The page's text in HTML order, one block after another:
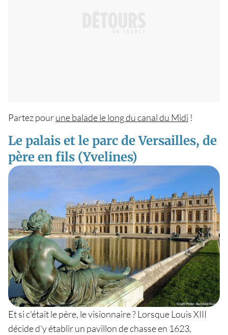
Partez pourune balade le long du canal du Midi !
Le palais et le parc de Versailles, de
père en fils (Yvelines)
Et si c'était le père, le visionnaire ? Lorsque Louis XIII
décide d'y établir un pavillon de chasse en 1623,